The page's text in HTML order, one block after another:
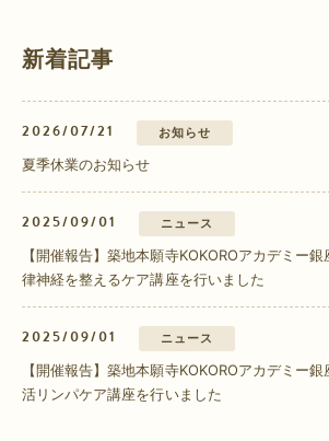
新着記事
2026/07/21 お知らせ
夏季休業のお知らせ
2025/09/01 ニュース
【開催報告】築地本願寺KOKOROアカデミー
律神経を整えるケア講座を行いました
2025/09/01 ニュース
【開催報告】築地本願寺KOKOROアカデミー
活リンパケア講座を行いました